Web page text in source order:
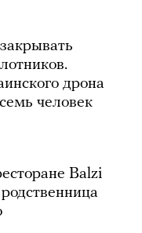
дрона
человек
Balzi